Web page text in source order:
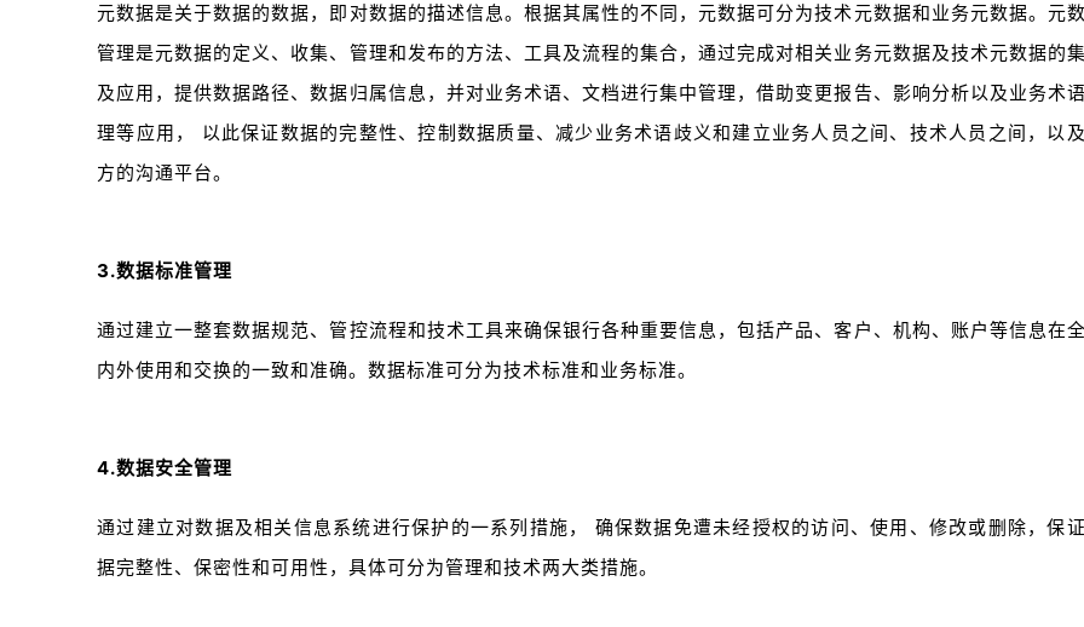
元数据是关于数据的数据，即对数据的描述信息。根据其属性的不同，元数据可分为技术元数据和业务元数据。元
管理是元数据的定义、收集、管理和发布的方法、工具及流程的集合，通过完成对相关业务元数据及技术元数据的
及应用，提供数据路径、数据归属信息，并对业务术语、文档进行集中管理，借助变更报告、影响分析以及业务术
理等应用， 以此保证数据的完整性、控制数据质量、减少业务术语歧义和建立业务人员之间、技术人员之间，以
方的沟通平台。
3.数据标准管理
通过建立一整套数据规范、管控流程和技术工具来确保银行各种重要信息，包括产品、客户、机构、账户等信息在
内外使用和交换的一致和准确。数据标准可分为技术标准和业务标准。
4.数据安全管理
通过建立对数据及相关信息系统进行保护的一系列措施， 确保数据免遭未经授权的访问、使用、修改或删除，保
据完整性、保密性和可用性，具体可分为管理和技术两大类措施。